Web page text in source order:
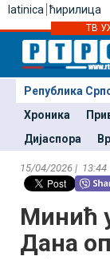
latinica ћирилица
ТВ
Република
Хроника
Дијаспора
15/04/2026 |
Минић
Дана